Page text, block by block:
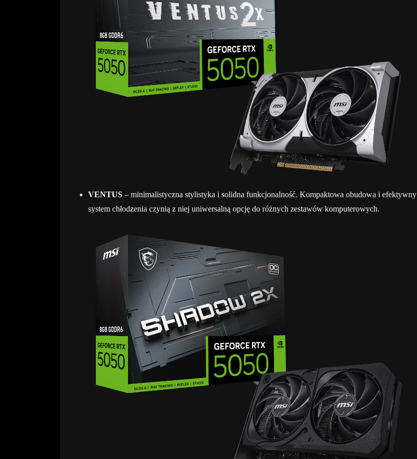
VENTUS – minimalistyczna stylistyka i solidna funkcjonalność. Kompaktowa obudowa i efektywny
system chłodzenia czynią z niej uniwersalną opcję do różnych zestawów komputerowych.